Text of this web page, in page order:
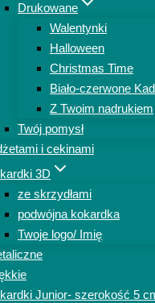
Drukowane
Walentynki
Halloween
Christmas Time
Biało-czerwone
Z Twoim nadrukiem
Twój pomysł
i cekinami
3D
ze skrzydłami
podwójna kokardka
Twoje logo/ Imię
Junior- szerokość 5